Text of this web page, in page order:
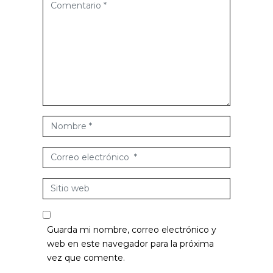
i
o
m
r
o
r
e
i
t
o
w
Guarda mi nombre, correo electrónico y
web en este navegador para la próxima
vez que comente.